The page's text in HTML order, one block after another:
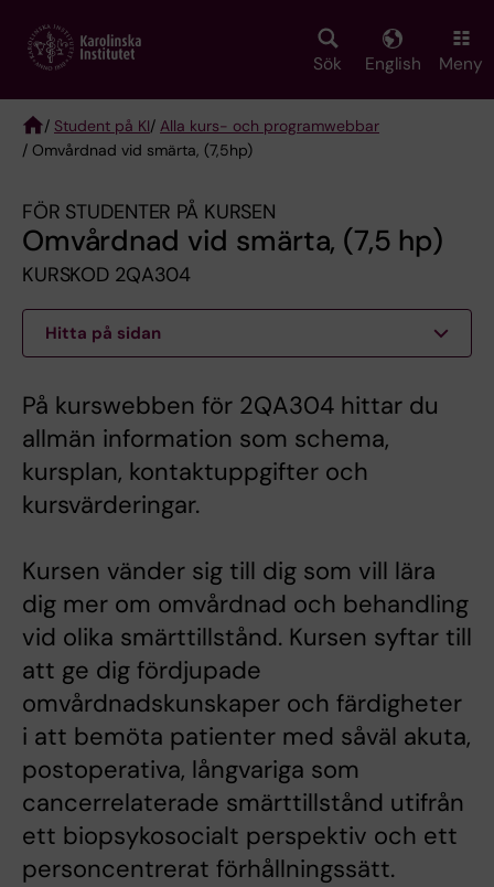
main
Sök English Meny
Breadcrumb
/ Student på KI/ Alla kurs- och programwebbar
/ Omvårdnad vid smärta, (7,5hp)
FÖR STUDENTER PÅ KURSEN
Omvårdnad vid smärta, (7,5 hp)
KURSKOD 2QA304
Hitta på sidan
På kurswebben för 2QA304 hittar du
allmän information som schema,
kursplan, kontaktuppgifter och
kursvärderingar.
Kursen vänder sig till dig som vill lära
dig mer om omvårdnad och behandling
vid olika smärttillstånd. Kursen syftar till
att ge dig fördjupade
omvårdnadskunskaper och färdigheter
i att bemöta patienter med såväl akuta,
postoperativa, långvariga som
cancerrelaterade smärttillstånd utifrån
ett biopsykosocialt perspektiv och ett
personcentrerat förhållningssätt.